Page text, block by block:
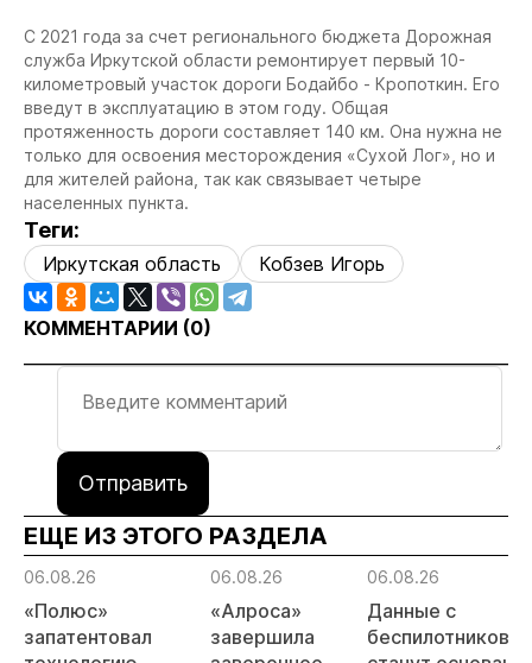
С 2021 года за счет регионального бюджета Дорожная
служба Иркутской области ремонтирует первый 10-
километровый участок дороги Бодайбо - Кропоткин. Его
введут в эксплуатацию в этом году. Общая
протяженность дороги составляет 140 км. Она нужна не
только для освоения месторождения «Сухой Лог», но и
для жителей района, так как связывает четыре
населенных пункта.
Теги:
Иркутская область Кобзев Игорь
КОММЕНТАРИИ (0)
Отправить
ЕЩЕ ИЗ ЭТОГО РАЗДЕЛА
06.08.26
«Полюс»
запатентовал
06.08.26
«Алроса»
завершила
06.08.26
Данные с
беспилотников